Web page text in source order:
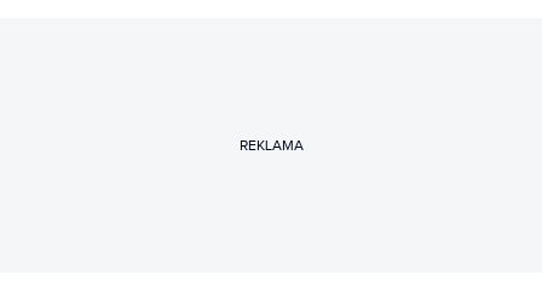
REKLAMA